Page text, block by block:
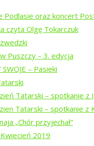
Podlasie oraz koncert
czyta Olgę Tokarczuk
Puszczy – 3. edycja
SWOJE – Pasieki
Tatarski – spotkanie z
Tatarski – spotkanie z
„Chór przyjechał”
2019
Narewki” w trasie
do spektaklu
spektaklu
i spacer z Teatrem
twórczej z pamięcią